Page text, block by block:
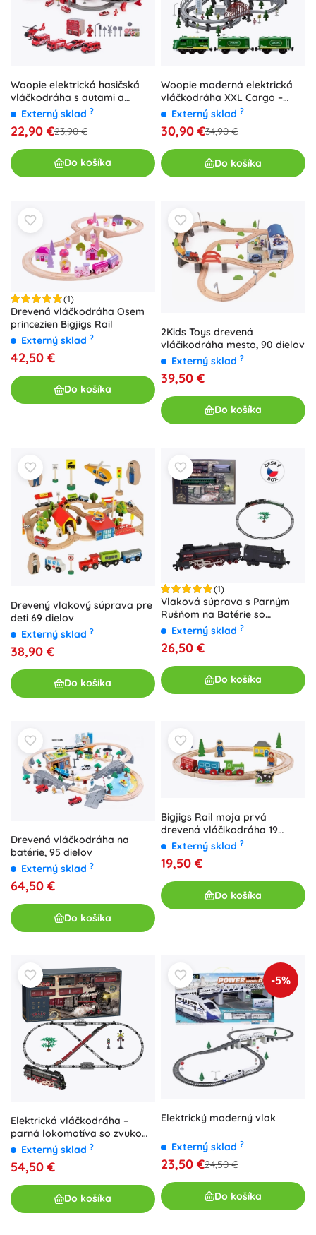
Woopie elektrická hasičská
vláčkodráha s autami a
helikoptérou, 92 dielov
Externý sklad ?
22,90 €23,90 €
Do košíka
Woopie moderná elektrická
vláčkodráha XXL Cargo –
stavebnica 128 dielov
Externý sklad ?
30,90 €34,90 €
Do košíka
(1)
Drevená vláčkodráha Osem
princezien Bigjigs Rail
Externý sklad ?
42,50 €
Do košíka
2Kids Toys drevená
vláčikodráha mesto, 90 dielov
Externý sklad ?
39,50 €
Do košíka
Drevený vlakový súprava pre
deti 69 dielov
Externý sklad ?
38,90 €
Do košíka
(1)
Vlaková súprava s Parným
Rušňom na Batérie so
Svetlom a Zvukom
Externý sklad ?
26,50 €
Do košíka
Drevená vláčkodráha na
batérie, 95 dielov
Externý sklad ?
64,50 €
Do košíka
Bigjigs Rail moja prvá
drevená vláčikodráha 19
dielov
Externý sklad ?
19,50 €
Do košíka
Elektrická vláčkodráha –
parná lokomotíva so zvukom,
svetlom a dymom na batérie
Externý sklad ?
54,50 €
Do košíka
-5%
Elektrický moderný vlak
Externý sklad ?
23,50 €24,50 €
Do košíka